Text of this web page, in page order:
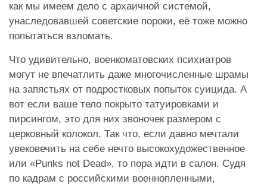
как мы имеем дело с архаичной системой,
унаследовавшей советские пороки, её тоже можно
попытаться взломать.
Что удивительно, военкоматовских психиатров
могут не впечатлить даже многочисленные шрамы
на запястьях от подростковых попыток суицида. А
вот если ваше тело покрыто татуировками и
пирсингом, это для них звоночек размером с
церковный колокол. Так что, если давно мечтали
увековечить на себе нечто высокохудожественное
или «Punks not Dead», то пора идти в салон. Судя
по кадрам с российскими военнопленными,